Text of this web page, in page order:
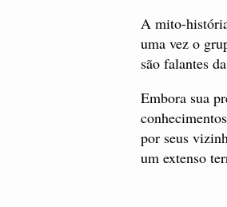
A mito-
uma vez o
são falantes
Embora sua
por seus
um extenso